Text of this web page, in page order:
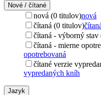
Nové / čítané
nová (0 titulov)nová
čítaná (0 titulov)
čítaná - výborný
čítaná - mierne
opotrebovaná
čítané verzie
vypredaných kníh
Jazyk